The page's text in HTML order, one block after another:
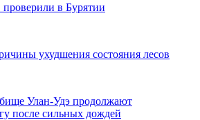
проверили в Бурятии
ухудшения состояния лесов
Улан-Удэ продолжают
после сильных дождей